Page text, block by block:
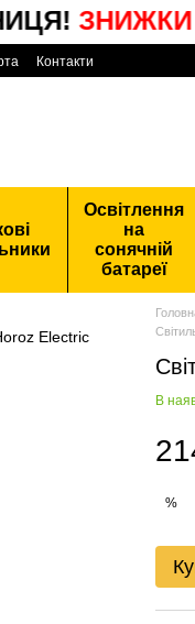
ЗНИЖКИ
Контакти
Освітлення
на
сонячній
батареї
В
%